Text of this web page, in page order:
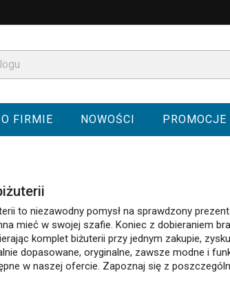
O FIRMIE NOWOŚCI PROMOCJE
to niezawodny pomysł na sprawdzony
mieć w swojej szafie. Koniec z dobieraniem
komplet biżuterii przy jednym zakupie,
dopasowane, oryginalne, zawsze modne i
w naszej ofercie. Zapoznaj się z